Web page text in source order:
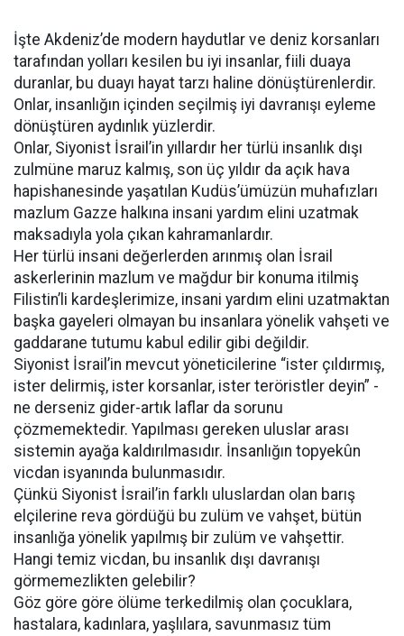
İşte Akdeniz’de modern haydutlar ve deniz korsanları
tarafından yolları kesilen bu iyi insanlar, fiili duaya
duranlar, bu duayı hayat tarzı haline dönüştürenlerdir.
Onlar, insanlığın içinden seçilmiş iyi davranışı eyleme
dönüştüren aydınlık yüzlerdir.
Onlar, Siyonist İsrail’in yıllardır her türlü insanlık dışı
zulmüne maruz kalmış, son üç yıldır da açık hava
hapishanesinde yaşatılan Kudüs’ümüzün muhafızları
mazlum Gazze halkına insani yardım elini uzatmak
maksadıyla yola çıkan kahramanlardır.
Her türlü insani değerlerden arınmış olan İsrail
askerlerinin mazlum ve mağdur bir konuma itilmiş
Filistin’li kardeşlerimize, insani yardım elini uzatmaktan
başka gayeleri olmayan bu insanlara yönelik vahşeti ve
gaddarane tutumu kabul edilir gibi değildir.
Siyonist İsrail’in mevcut yöneticilerine “ister çıldırmış,
ister delirmiş, ister korsanlar, ister teröristler deyin” -
ne derseniz gider-artık laflar da sorunu
çözmemektedir. Yapılması gereken uluslar arası
sistemin ayağa kaldırılmasıdır. İnsanlığın topyekûn
vicdan isyanında bulunmasıdır.
Çünkü Siyonist İsrail’in farklı uluslardan olan barış
elçilerine reva gördüğü bu zulüm ve vahşet, bütün
insanlığa yönelik yapılmış bir zulüm ve vahşettir.
Hangi temiz vicdan, bu insanlık dışı davranışı
görmemezlikten gelebilir?
Göz göre göre ölüme terkedilmiş olan çocuklara,
hastalara, kadınlara, yaşlılara, savunmasız tüm